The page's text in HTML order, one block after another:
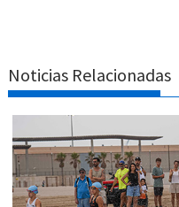
Noticias Relacionadas